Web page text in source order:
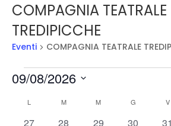
COMPAGNIA TEATRALE
TREDIPICCHE
Eventi COMPAGNIA TEATRALE
Eventi
09/08/2026
data.
Calendario
di
L MMARTEDÌ M MERCOLEDÌ
G V
0
27
0
28
0
29
0
30
0
31